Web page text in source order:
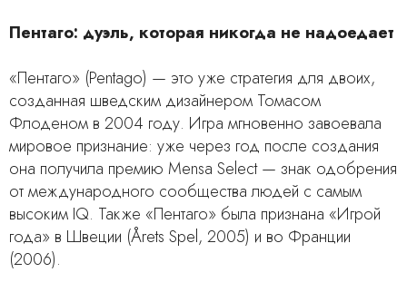
Пентаго: дуэль, которая никогда не надоедает
«Пентаго» (Pentago) — это уже стратегия для двоих,
созданная шведским дизайнером Томасом
Флоденом в 2004 году. Игра мгновенно завоевала
мировое признание: уже через год после создания
она получила премию Mensa Select — знак одобрения
от международного сообщества людей с самым
высоким IQ. Также «Пентаго» была признана «Игрой
года» в Швеции (Årets Spel, 2005) и во Франции
(2006).